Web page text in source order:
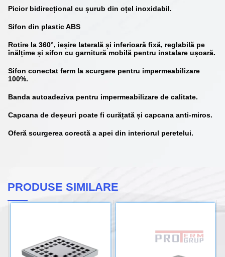
Picior bidirecțional cu șurub din oțel inoxidabil.
Sifon din plastic ABS
Rotire la 360°, ieșire laterală și inferioară fixă, reglabilă pe
înălțime și sifon cu garnitură mobilă pentru instalare ușoară.
Sifon conectat ferm la scurgere pentru impermeabilizare
100%.
Banda autoadeziva pentru impermeabilizare de calitate.
Capcana de deșeuri poate fi curățată și capcana anti-miros.
Oferă scurgerea corectă a apei din interiorul peretelui.
PRODUSE SIMILARE